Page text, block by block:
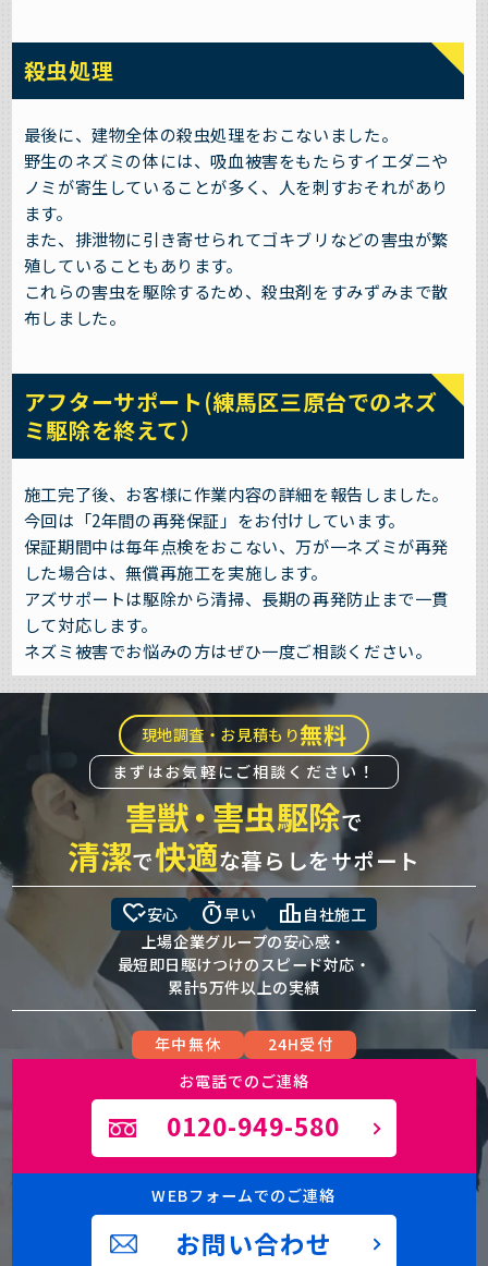
殺虫処理
最後に、建物全体の殺虫処理をおこないました。
野生のネズミの体には、吸血被害をもたらすイエダニや
ノミが寄生していることが多く、人を刺すおそれがあり
ます。
また、排泄物に引き寄せられてゴキブリなどの害虫が繁
殖していることもあります。
これらの害虫を駆除するため、殺虫剤をすみずみまで散
布しました。
アフターサポート(練馬区三原台でのネズ
ミ駆除を終えて）
施工完了後、お客様に作業内容の詳細を報告しました。
今回は「2年間の再発保証」をお付けしています。
保証期間中は毎年点検をおこない、万が一ネズミが再発
した場合は、無償再施工を実施します。
アズサポートは駆除から清掃、長期の再発防止まで一貫
して対応します。
ネズミ被害でお悩みの方はぜひ一度ご相談ください。
現地調査・お見積もり無料
まずはお気軽にご相談ください！
害獣・害虫駆除で
清潔で快適な暮らしをサポート
heart_check安心 timer早い leaderboard 自社施工
上場企業グループの安心感・
最短即日駆けつけのスピード対応・
累計5万件以上の実績
年中無休
24H受付
お電話でのご連絡
0120-949-580
WEBフォームでのご連絡
お問い合わせ